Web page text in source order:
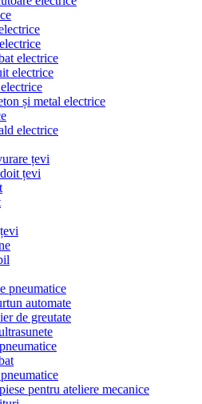
electrice
electrice
și metal electrice
electrice
țevi
țevi
pneumatice
automate
de greutate
pentru ateliere mecanice